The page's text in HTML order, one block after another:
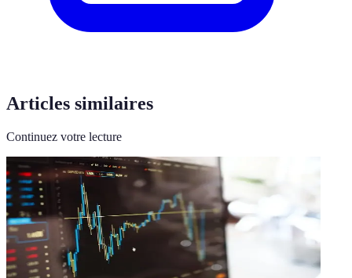
Articles similaires
Continuez votre lecture